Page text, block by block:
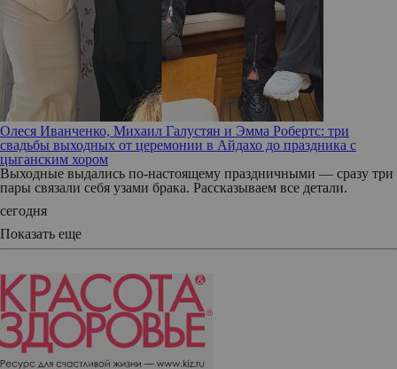
Олеся Иванченко, Михаил Галустян и Эмма Робертс: три
свадьбы выходных от церемонии в Айдахо до праздника с
цыганским хором
Выходные выдались по-настоящему праздничными — сразу три
пары связали себя узами брака. Рассказываем все детали.
сегодня
Показать еще